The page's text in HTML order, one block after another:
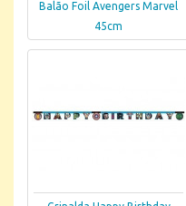
Balão Foil Avengers Marvel
45cm